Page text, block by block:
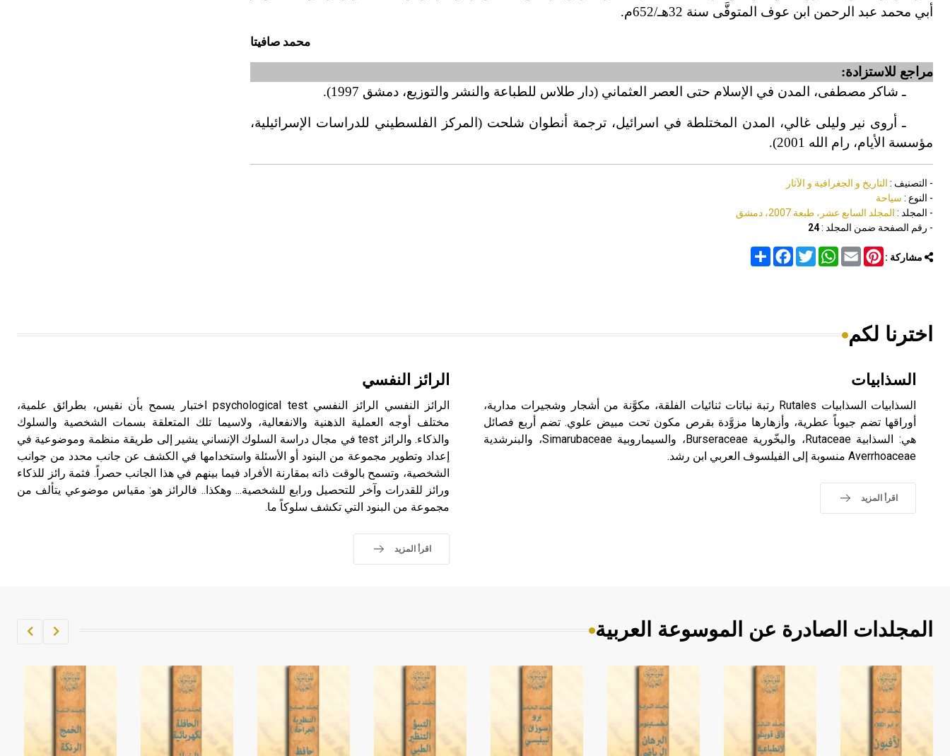
أبي محمد عبد الرحمن ابن عوف المتوفَّى سنة 32هـ/652م.
محمد صافيتا
مراجع للاستزادة:
ـ شاكر مصطفى، المدن في الإسلام حتى العصر العثماني (دار طلاس للطباعة والنشر والتوزيع، دمشق 1997).
ـ أروى نير وليلى غالي، المدن المختلطة في اسرائيل، ترجمة أنطوان شلحت (المركز الفلسطيني للدراسات الإسرائيلية،
مؤسسة الأيام، رام الله 2001).
- التصنيف : التاريخ و الجغرافية و الآثار
- النوع : سياحة
- المجلد : المجلد السابع عشر، طبعة 2007، دمشق
- رقم الصفحة ضمن المجلد :24
مشاركة : Share
FacebookTwitter
WhatsAppEmail
Pinterest
اخترنا لكم
السذابيات
السذابيات السذابيات Rutales رتبة نباتات ثنائيات الفلقة، مكوَّنة من أشجار وشجيرات مدارية،
أوراقها تضم جيوباً عطرية، وأزهارها مزوَّدة بقرص مكون تحت مبيض علوي. تضم أربع فصائل
هي: السذابية Rutaceae، والبخّورية Burseraceae، والسيماروبية Simarubaceae، والبنرشدية
Averrhoaceae منسوبة إلى الفيلسوف العربي ابن رشد.
اقرأ المزيد
الرائز النفسي
الرائز النفسي الرائز النفسي psychological test اختبار يسمح بأن نقيس، بطرائق علمية،
مختلف أوجه العملية الذهنية والانفعالية، ولاسيما تلك المتعلقة بسمات الشخصية والسلوك
والذكاء. والرائز test في مجال دراسة السلوك الإنساني يشير إلى طريقة منظمة وموضوعية في
إعداد وتطوير مجموعة من البنود أو الأسئلة واستخدامها في الكشف عن جانب محدد من جوانب
الشخصية، وتسمح بالوقت ذاته بمقارنة الأفراد فيما بينهم في هذا الجانب حصراً. فثمة رائز للذكاء
ورائز للقدرات وآخر للتحصيل ورابع للشخصية... وهكذا.. فالرائز هو: مقياس موضوعي يتألف من
مجموعة من البنود التي تكشف سلوكاً ما.
اقرأ المزيد
المجلدات الصادرة عن الموسوعة العربية